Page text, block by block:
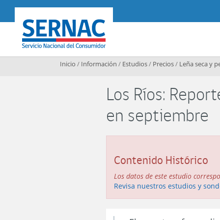
SERNAC
Inicio / Información / Estudios/ Precios/ Leña seca y
Los Ríos:
en septiembre
Contenido Histórico
Los datos de este estudio
Revisa nuestros estudios y